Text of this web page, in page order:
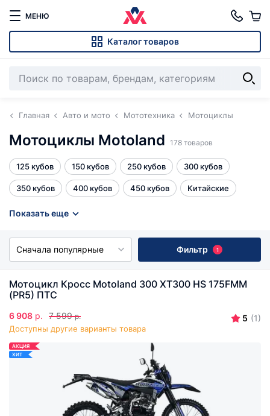
МЕНЮ
Каталог товаров
Главная Авто и мото Мототехника Мотоциклы
Мотоциклы Motoland 178 товаров
125 кубов 150 кубов 250 кубов 300 кубов
350 кубов 400 кубов 450 кубов Китайские
Эндуро 250 кубов
Показать еще
Сначала популярные Фильтр 1
Мотоцикл Кросс Motoland 300 XT300 HS 175FMM
(PR5) ПТС
6 908 р. 7 599 р.
Доступны другие варианты товара
5 (1)
АКЦИЯ
ХИТ